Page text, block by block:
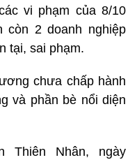
vi phạm của 8/10
còn 2 doanh nghiệp
tại, sai phạm.
chưa chấp hành
và phần bè nổi diện
Nhân, ngày